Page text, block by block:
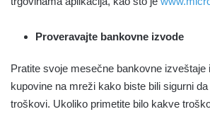
Proveravajte bankovne izvode
Pratite svoje mesečne bankovne izveštaje
kupovine na mreži kako biste bili sigurni
troškovi. Ukoliko primetite bilo kakve